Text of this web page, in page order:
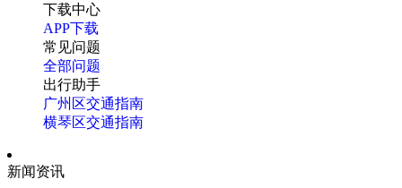
下载中心
APP下载
常见问题
全部问题
出行助手
广州区交通指南
横琴区交通指南
新闻资讯